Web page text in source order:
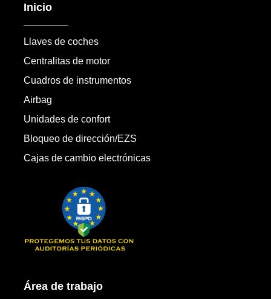
Inicio
Llaves de coches
Centralitas de motor
Cuadros de instrumentos
Airbag
Unidades de confort
Bloqueo de dirección/EZS
Cajas de cambio electrónicas
Área de trabajo